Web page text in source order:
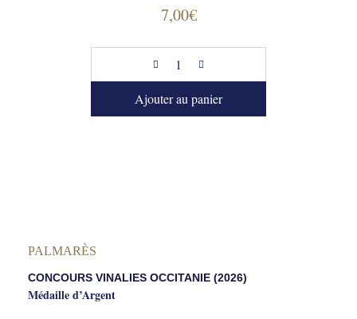
7,00€
Ajouter au panier
PALMARÈS
CONCOURS VINALIES OCCITANIE (2026)
Médaille d’Argent